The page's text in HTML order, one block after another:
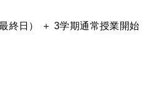
日） ＋ 3学期通常授業開始